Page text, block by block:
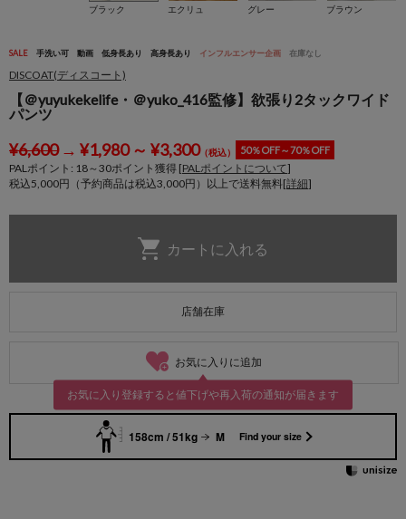
ブラック エクリュ グレー ブラウン
SALE 手洗い可 動画 低身長あり 高身長あり インフルエンサー企画 在庫なし
DISCOAT(ディスコート)
【＠yuyukekelife・＠yuko_416監修】欲張り2タックワイド
パンツ
¥6,600→ ¥1,980～ ¥3,300（税込） 50％OFF～70％OFF
PALポイント: 18～30ポイント獲得 [PALポイントについて]
税込5,000円（予約商品は税込3,000円）以上で送料無料[詳細]
店舗在庫
お気に入りに追加
お気に入り登録すると値下げや再入荷の通知が届きます
158cm / 51kg M Find your size